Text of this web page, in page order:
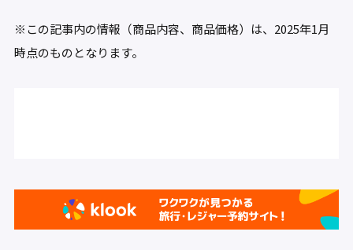
※この記事内の情報（商品内容、商品価格）は、2025年1月
時点のものとなります。